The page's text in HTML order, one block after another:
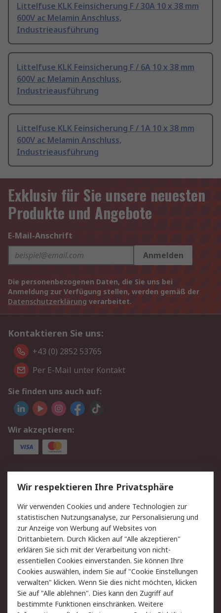
Littelfuse KLK Feinsicherung F / 30A 10 x 38 mm
600V ac Melamin Anschluss,
Industrieausführung
Littelfuse KLK Feinsicherung F / 6A 10 x 38 mm
600V ac Melamin Anschluss,
Industrieausführung
Littelfuse KLK Feinsicherung F / 1A 10 x 38 mm
600V ac Melamin Anschluss,
Industrieausführung
Exklusiv für Sie unsere neuesten
Produkte und Angebote
E-Mail-Anschrift
Anmelden
Die personenbezogenen Daten, die Sie uns bei
Anmeldung zur Verfügung stellen, werden gemäß der
Datenschutzerklärung verarbeitet.
Kontaktieren Sie uns:
+43 (0) 2852 53765
Per E-Mail unter Kontakt
Sie finden uns auch auf:
Wir akzeptieren:
Service
Value Added Services
Lieferlösungen
Rücksendung/Entsorgung Kontakt
Hilfe
Rechtliches
RS Verkaufs- und
Lieferbedingungen
Datenschutz
Cookie-Richtlinie
Zahlungsbedingungen
Impressum
Webseite Konditionen
Wir respektieren Ihre Privatsphäre
Wir verwenden Cookies und andere Technologien zur
statistischen Nutzungsanalyse, zur Personalisierung und
zur Anzeige von Werbung auf Websites von
Drittanbietern. Durch Klicken auf "Alle akzeptieren"
erklären Sie sich mit der Verarbeitung von nicht-
essentiellen Cookies einverstanden. Sie können Ihre
Cookies auswählen, indem Sie auf "Cookie Einstellungen
verwalten" klicken. Wenn Sie dies nicht möchten, klicken
Sie auf "Alle ablehnen". Dies kann den Zugriff auf
bestimmte Funktionen einschränken. Weitere